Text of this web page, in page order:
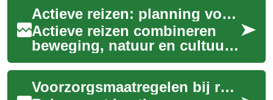
Actieve reizen: planning voor wandel- en fietstochten
Actieve reizen combineren
beweging, natuur en cultuur.
Of je nu een wandelvakantie,
fietstocht of combinatie plant,
g...
Voorzorgsmaatregelen bij reizen met waardevolle polsjuwelen